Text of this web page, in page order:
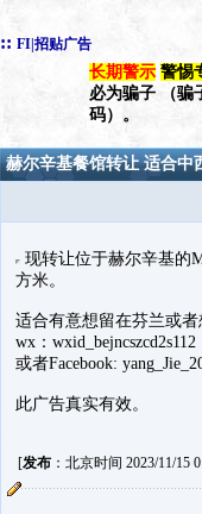
:: FI|招贴广告
长期警示 警惕
必为骗子 （骗
码）。
赫尔辛基餐馆转让 适合中
现转让位于赫尔辛基的
方米。
适合有意想留在芬兰或者
wx：wxid_bejncszcd2s112
或者Facebook:
此广告真实有效。
[发布：北京时间 2023/11/15